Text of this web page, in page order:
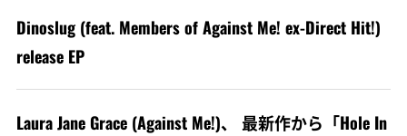
Dinoslug (feat. Members of Against Me! ex-Direct Hit!)
release EP
Laura Jane Grace (Against Me!)、 最新作から「Hole In